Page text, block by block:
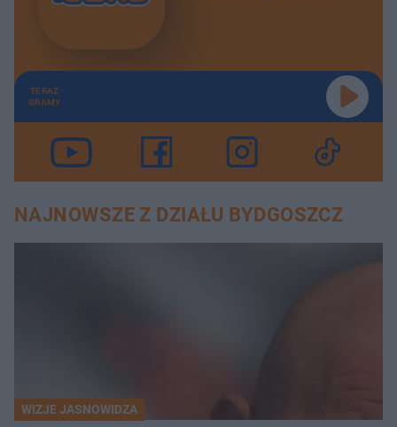
TERAZ
GRAMY
NAJNOWSZE Z DZIAŁU BYDGOSZCZ
WIZJE JASNOWIDZA